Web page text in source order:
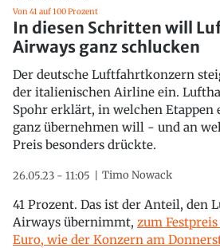
Von 41 auf 100 Prozent
In diesen Schritten will
Airways ganz schlucken
Der deutsche Luftfahrtkonzern
der italienischen Airline ein.
Spohr erklärt, in welchen Etappen
ganz übernehmen will - und an
Preis besonders drückte.
26.05.23 - 11:05 Timo Nowack
41 Prozent. Das ist der Anteil, den
Airways übernimmt, zum
Euro, wie der Konzern am